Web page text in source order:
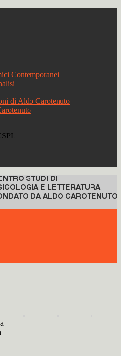
Contemporanei
di Aldo Carotenuto